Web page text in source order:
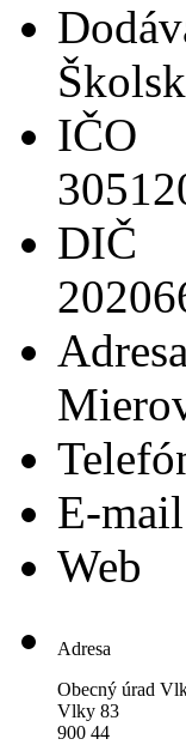
IČO
DIČ
Adresa
E-mail
Web
Adresa
Obecný úrad
Vlky 83
900 44